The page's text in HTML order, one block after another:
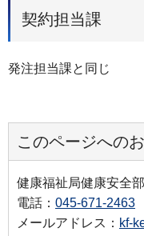
契約担当課
発注担当課と同じ
このページへの
健康福祉局健康安全
電話： 045-671-2463
メールアドレス： kf-